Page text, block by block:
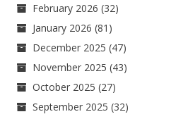
February 2026 (32)
January 2026 (81)
December 2025 (47)
November 2025 (43)
October 2025 (27)
September 2025 (32)